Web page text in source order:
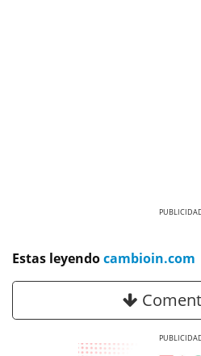
Estas leyendocambioin.com